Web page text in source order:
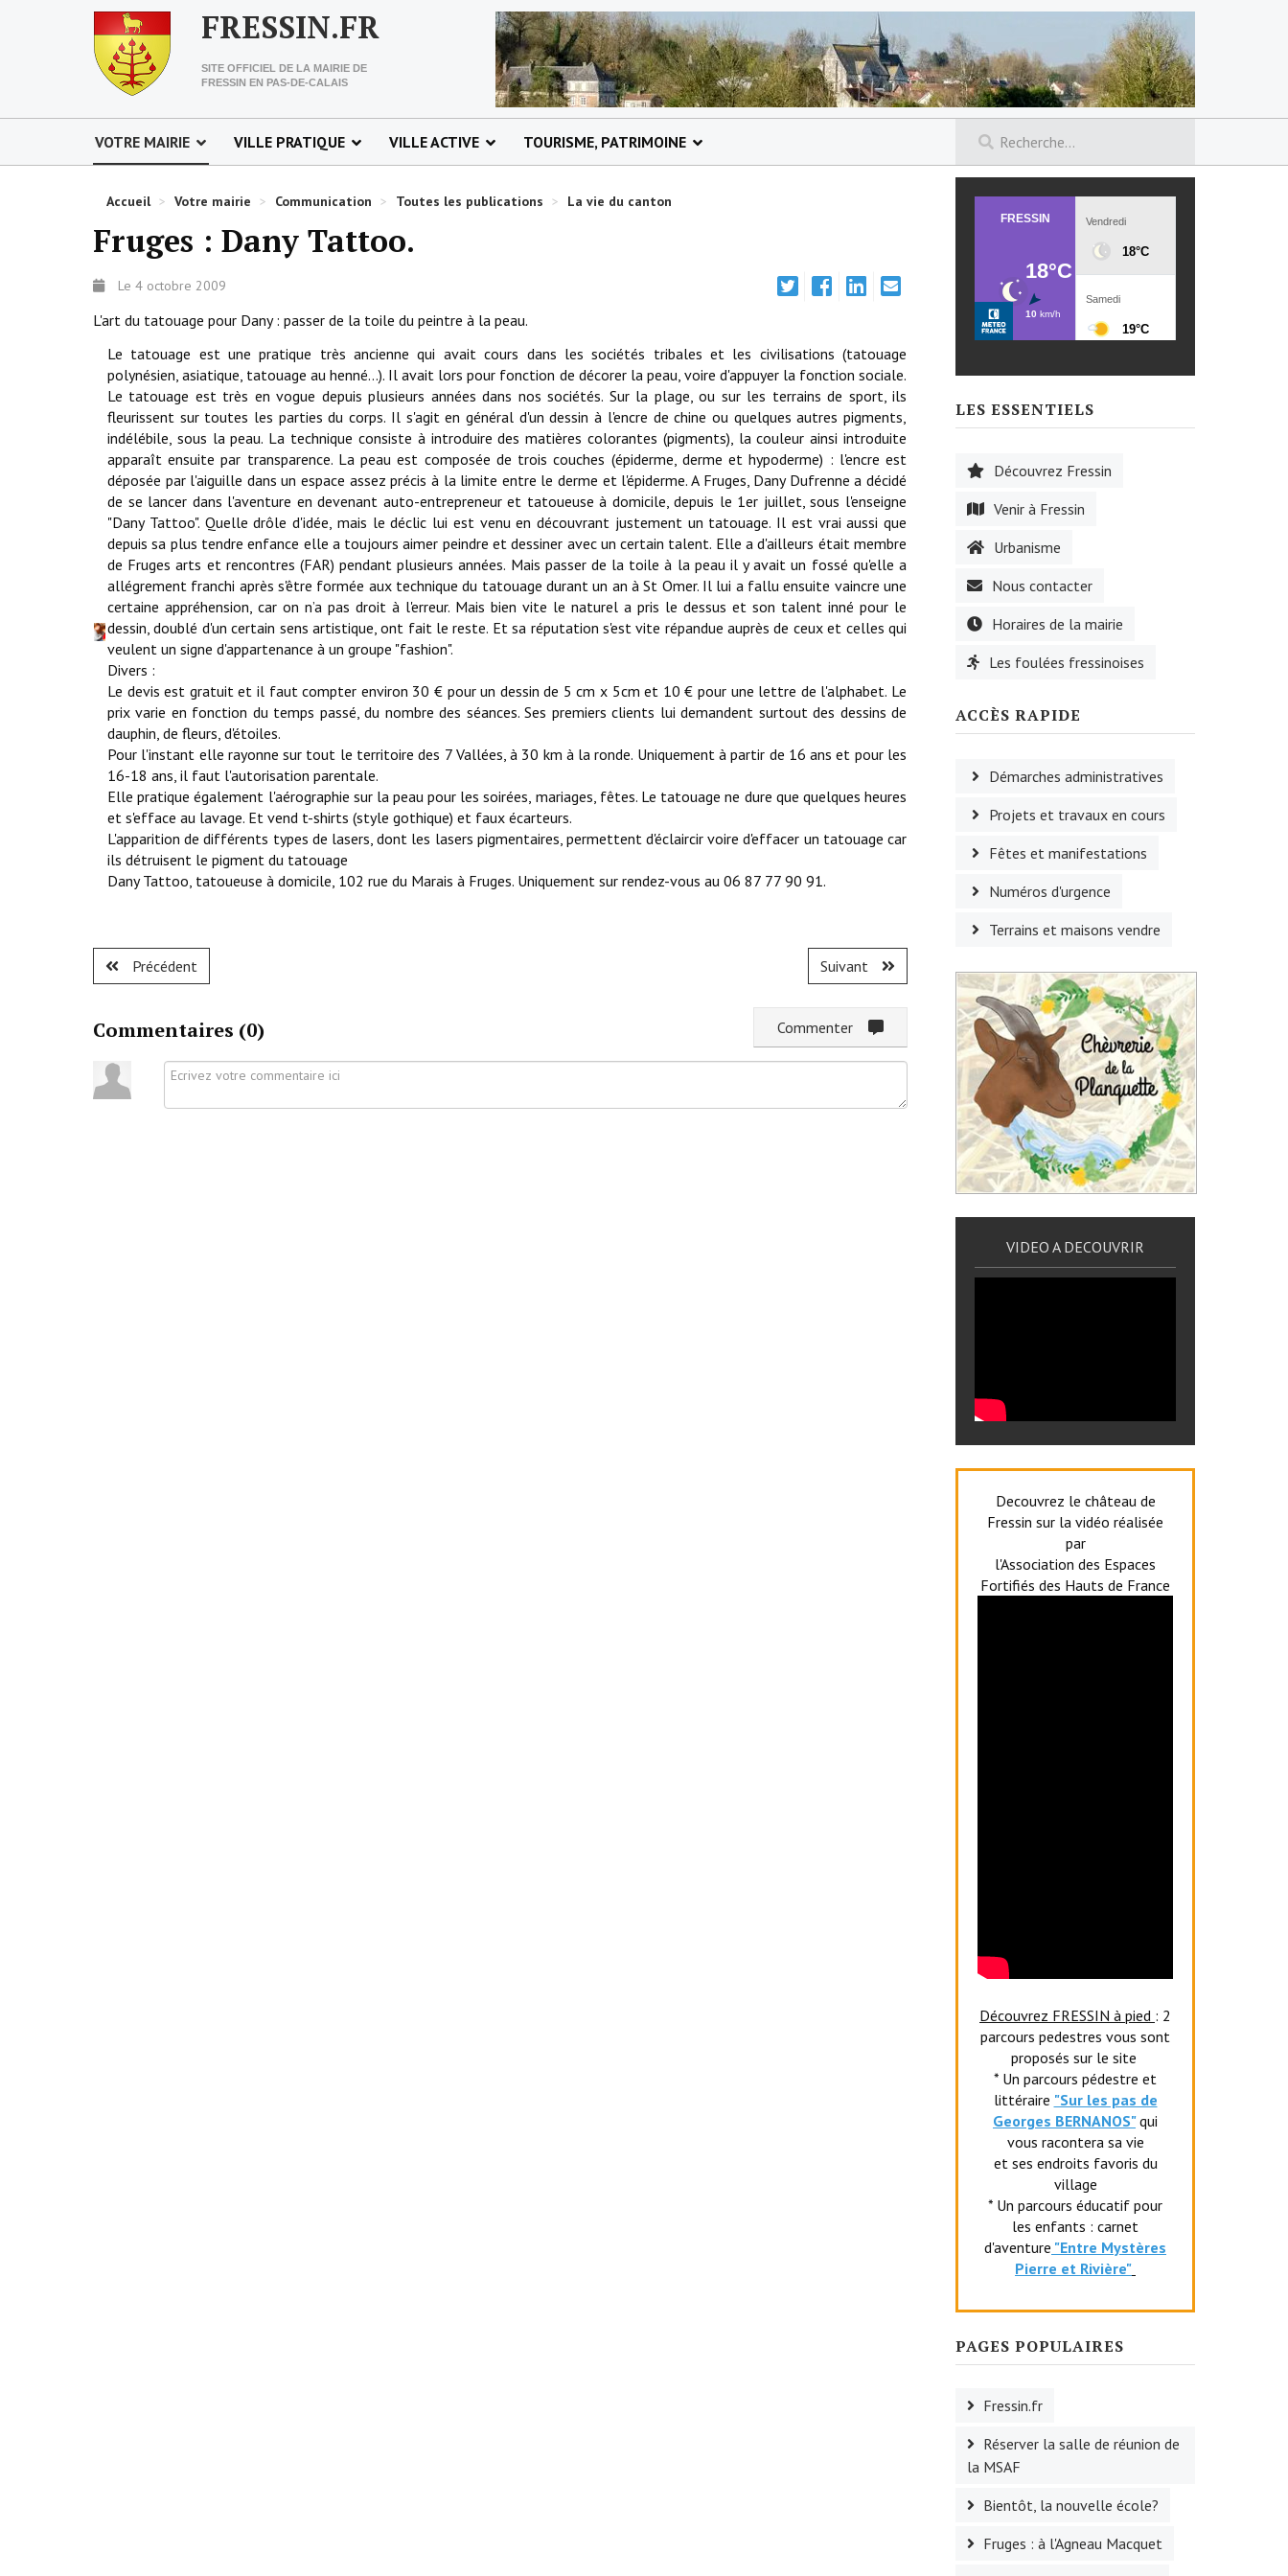
FRESSIN.FR
SITE OFFICIEL DE LA MAIRIE DE
FRESSIN EN PAS-DE-CALAIS
VOTRE MAIRIE VILLE PRATIQUE VILLE ACTIVE TOURISME, PATRIMOINE
Accueil > Votre mairie > Communication > Toutes les publications > La vie du canton
Fruges : Dany Tattoo.
Le 4 octobre 2009
L'art du tatouage pour Dany : passer de la toile du peintre à la peau.
Le tatouage est une pratique très ancienne qui avait cours dans les sociétés tribales et les civilisations (tatouage
polynésien, asiatique, tatouage au henné...). Il avait lors pour fonction de décorer la peau, voire d'appuyer la fonction sociale.
Le tatouage est très en vogue depuis plusieurs années dans nos sociétés. Sur la plage, ou sur les terrains de sport, ils
fleurissent sur toutes les parties du corps. Il s'agit en général d'un dessin à l'encre de chine ou quelques autres pigments,
indélébile, sous la peau. La technique consiste à introduire des matières colorantes (pigments), la couleur ainsi introduite
apparaît ensuite par transparence. La peau est composée de trois couches (épiderme, derme et hypoderme) : l'encre est
déposée par l'aiguille dans un espace assez précis à la limite entre le derme et l'épiderme. A Fruges, Dany Dufrenne a décidé
de se lancer dans l'aventure en devenant auto-entrepreneur et tatoueuse à domicile, depuis le 1er juillet, sous l'enseigne
"Dany Tattoo". Quelle drôle d'idée, mais le déclic lui est venu en découvrant justement un tatouage. Il est vrai aussi que
depuis sa plus tendre enfance elle a toujours aimer peindre et dessiner avec un certain talent. Elle a d'ailleurs était membre
de Fruges arts et rencontres (FAR) pendant plusieurs années. Mais passer de la toile à la peau il y avait un fossé qu'elle a
allégrement franchi après s'être formée aux technique du tatouage durant un an à St Omer. Il lui a fallu ensuite vaincre une
certaine appréhension, car on n’a pas droit à l'erreur. Mais bien vite le naturel a pris le dessus et son talent inné pour le
dessin, doublé d'un certain sens artistique, ont fait le reste. Et sa réputation s'est vite répandue auprès de ceux et celles qui
veulent un signe d'appartenance à un groupe "fashion".
Divers :
Le devis est gratuit et il faut compter environ 30 € pour un dessin de 5 cm x 5cm et 10 € pour une lettre de l'alphabet. Le
prix varie en fonction du temps passé, du nombre des séances. Ses premiers clients lui demandent surtout des dessins de
dauphin, de fleurs, d'étoiles.
Pour l'instant elle rayonne sur tout le territoire des 7 Vallées, à 30 km à la ronde. Uniquement à partir de 16 ans et pour les
16-18 ans, il faut l'autorisation parentale.
Elle pratique également l'aérographie sur la peau pour les soirées, mariages, fêtes. Le tatouage ne dure que quelques heures
et s'efface au lavage. Et vend t-shirts (style gothique) et faux écarteurs.
L'apparition de différents types de lasers, dont les lasers pigmentaires, permettent d'éclaircir voire d'effacer un tatouage car
ils détruisent le pigment du tatouage
Dany Tattoo, tatoueuse à domicile, 102 rue du Marais à Fruges. Uniquement sur rendez-vous au 06 87 77 90 91.
Précédent Suivant
Commentaires (0)
LES ESSENTIELS
Découvrez Fressin
Venir à Fressin
Urbanisme
Nous contacter
Horaires de la mairie
Les foulées fressinoises
ACCÈS RAPIDE
Démarches administratives
Projets et travaux en cours
Fêtes et manifestations
Numéros d'urgence
Terrains et maisons vendre
VIDEO A DECOUVRIR
Decouvrez le château de
Fressin sur la vidéo réalisée
par
l'Association des Espaces
Fortifiés des Hauts de France
Découvrez FRESSIN à pied : 2
parcours pedestres vous sont
proposés sur le site
* Un parcours pédestre et
littéraire "Sur les pas de
Georges BERNANOS" qui
vous racontera sa vie
et ses endroits favoris du
village
* Un parcours éducatif pour
les enfants : carnet
d'aventure "Entre Mystères
Pierre et Rivière"
PAGES POPULAIRES
Fressin.fr
Réserver la salle de réunion de
la MSAF
Bientôt, la nouvelle école?
Fruges : à l'Agneau Macquet